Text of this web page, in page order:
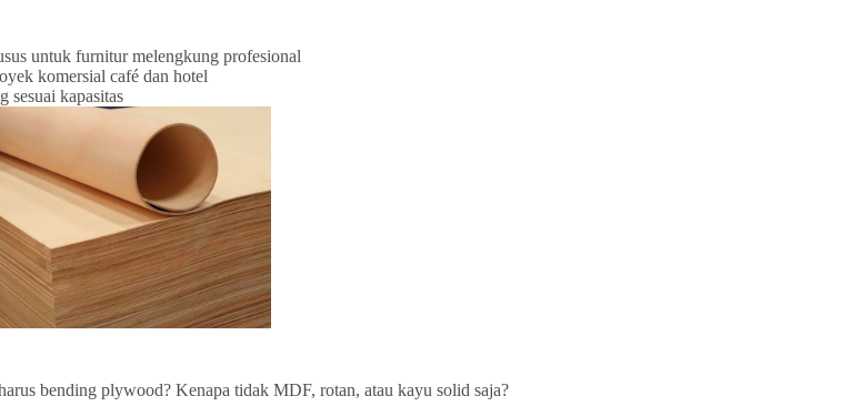
untuk furnitur melengkung profesional
komersial café dan hotel
sesuai kapasitas
bending plywood? Kenapa tidak MDF, rotan, atau kayu solid saja?